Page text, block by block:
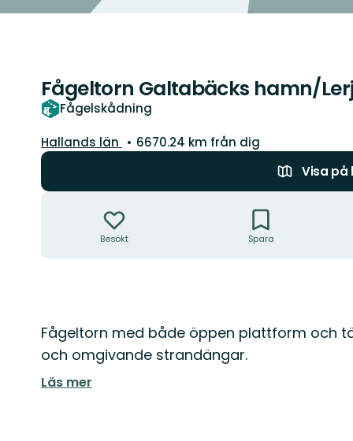
Fågeltorn Galtabäcks hamn/
Fågelskådning
Län:
Hallands län
6670.24 km från dig
Visa på
Besökt Spara
Beskrivning
Fågeltorn med både öppen plattform och
och omgivande strandängar.
Läs mer